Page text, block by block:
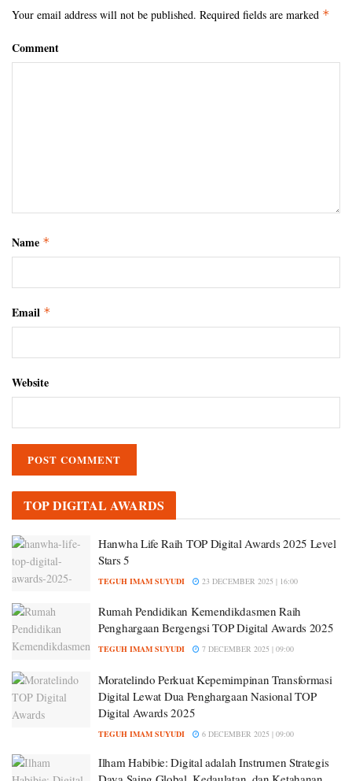
Your email address will not be published. Required fields are marked *
Comment
Name *
Email *
Website
TOP DIGITAL AWARDS
Hanwha Life Raih TOP Digital Awards 2025 Level
Stars 5
TEGUH IMAM SUYUDI 23 DECEMBER 2025 | 16:00
Rumah Pendidikan Kemendikdasmen Raih
Penghargaan Bergengsi TOP Digital Awards 2025
TEGUH IMAM SUYUDI 7 DECEMBER 2025 | 09:00
Moratelindo Perkuat Kepemimpinan Transformasi
Digital Lewat Dua Penghargaan Nasional TOP
Digital Awards 2025
TEGUH IMAM SUYUDI 6 DECEMBER 2025 | 09:00
Ilham Habibie: Digital adalah Instrumen Strategis